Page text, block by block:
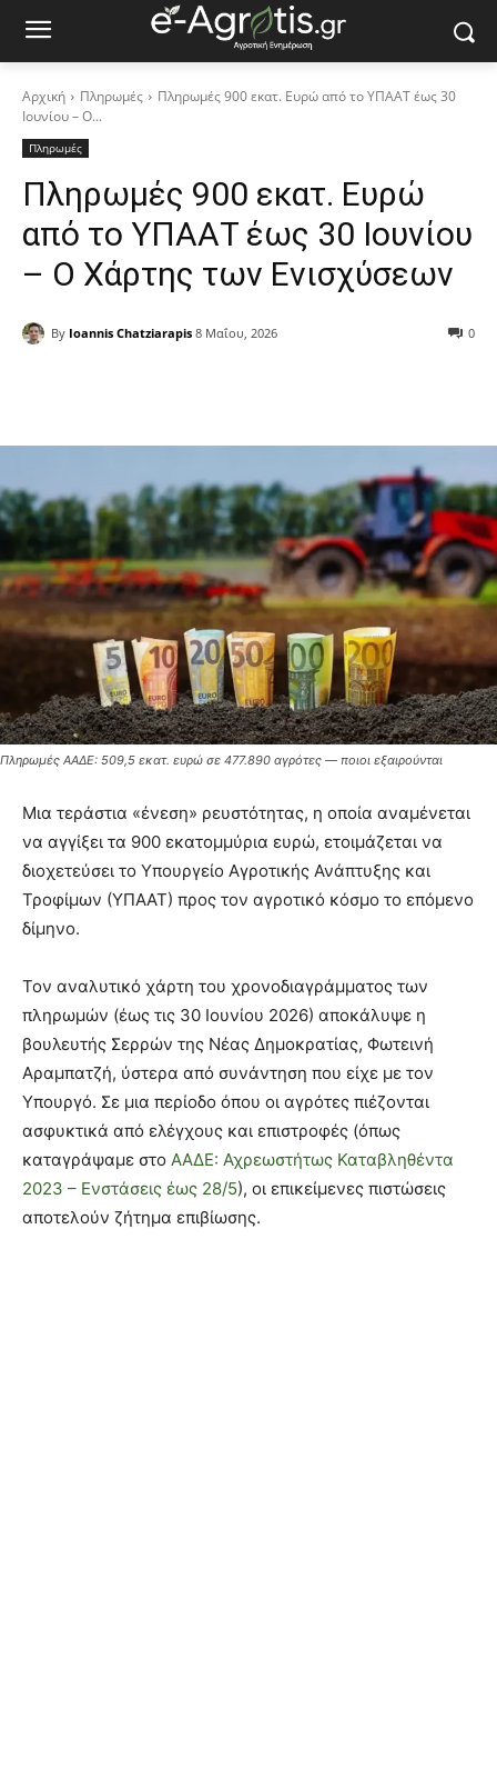
Αρχική Πληρωμές
Πληρωμές 900 εκατ. Ευρώ από το ΥΠΑΑΤ έως 30
Ιουνίου – Ο...
Πληρωμές
Πληρωμές 900 εκατ. Ευρώ
από το ΥΠΑΑΤ έως 30 Ιουνίου
– Ο Χάρτης των Ενισχύσεων
By Ioannis Chatziarapis 8 Μαΐου, 2026 0
Πληρωμές ΑΑΔΕ: 509,5 εκατ. ευρώ σε 477.890 αγρότες — ποιοι εξαιρούνται
Μια τεράστια «ένεση» ρευστότητας, η οποία αναμένεται
να αγγίξει τα 900 εκατομμύρια ευρώ, ετοιμάζεται να
διοχετεύσει το Υπουργείο Αγροτικής Ανάπτυξης και
Τροφίμων (ΥΠΑΑΤ) προς τον αγροτικό κόσμο το επόμενο
δίμηνο.
Τον αναλυτικό χάρτη του χρονοδιαγράμματος των
πληρωμών (έως τις 30 Ιουνίου 2026) αποκάλυψε η
βουλευτής Σερρών της Νέας Δημοκρατίας, Φωτεινή
Αραμπατζή, ύστερα από συνάντηση που είχε με τον
Υπουργό. Σε μια περίοδο όπου οι αγρότες πιέζονται
ασφυκτικά από ελέγχους και επιστροφές (όπως
καταγράψαμε στο ΑΑΔΕ: Αχρεωστήτως Καταβληθέντα
2023 – Ενστάσεις έως 28/5), οι επικείμενες πιστώσεις
αποτελούν ζήτημα επιβίωσης.